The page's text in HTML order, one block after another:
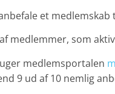
et medlemskab
medlemmer, som
medlemsportalen
9 ud af 10 nemlig